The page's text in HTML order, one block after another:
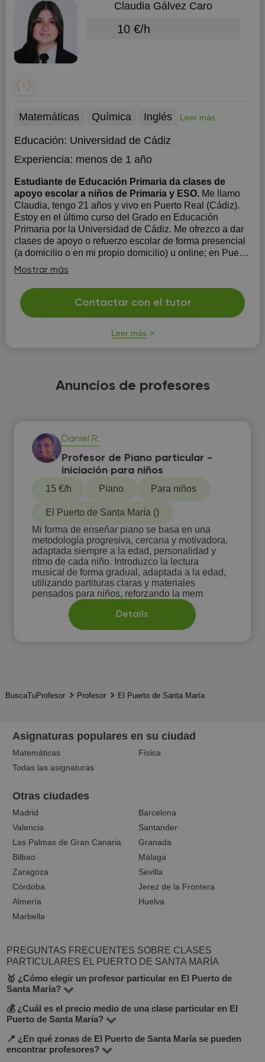
Claudia Gálvez Caro
10 €/h
Matemáticas Química Inglés Leer más
Educación: Universidad de Cádiz
Experiencia: menos de 1 año
Estudiante de Educación Primaria da clases de
apoyo escolar a niños de Primaria y ESO. Me llamo
Claudia, tengo 21 años y vivo en Puerto Real (Cádiz).
Estoy en el último curso del Grado en Educación
Primaria por la Universidad de Cádiz. Me ofrezco a dar
clases de apoyo o refuerzo escolar de forma presencial
(a domicilio o en mi propio domicilio) u online; en Puerto
Real o alrededores ...
Mostrar más
Contactar con el tutor
Leer más
Anuncios de profesores
Daniel R.
Profesor de Piano particular -
iniciación para niños
15 €/h Piano Para niños
El Puerto de Santa María ()
Mi forma de enseñar piano se basa en una
metodología progresiva, cercana y motivadora,
adaptada siempre a la edad, personalidad y
ritmo de cada niño. Introduzco la lectura
musical de forma gradual, adaptada a la edad,
utilizando partituras claras y materiales
pensados para niños, reforzando la mem
Details
BuscaTuProfesor Profesor El Puerto de Santa María
Asignaturas populares en su ciudad
Matemáticas
Física
Todas las asignaturas
Otras ciudades
Madrid
Barcelona
Valencia
Santander
Las Palmas de Gran Canaria
Granada
Bilbao
Málaga
Zaragoza
Sevilla
Córdoba
Jerez de la Frontera
Almería
Huelva
Marbella
PREGUNTAS FRECUENTES SOBRE CLASES
PARTICULARES EL PUERTO DE SANTA MARÍA
🥇 ¿Cómo elegir un profesor particular en El Puerto de
Santa María?
En BuscaTuProfesor hay 10 profesores que imparten
más de 20 asignaturas. Para elegir el mejor profesor en
El Puerto de Santa María, te recomendamos fijarte en el
💰 ¿Cuál es el precio medio de una clase particular en El
Puerto de Santa María?
El precio por hora de clases particulares en El Puerto de
Santa María varía entre 10 y 30 euros. En
📍 ¿En qué zonas de El Puerto de Santa María se pueden
encontrar profesores?